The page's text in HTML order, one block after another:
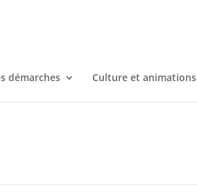
démarches Culture et animations